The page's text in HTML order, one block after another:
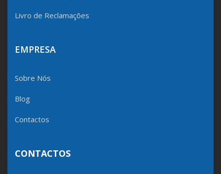
Livro de Reclamações
EMPRESA
Sobre Nós
Blog
Contactos
CONTACTOS